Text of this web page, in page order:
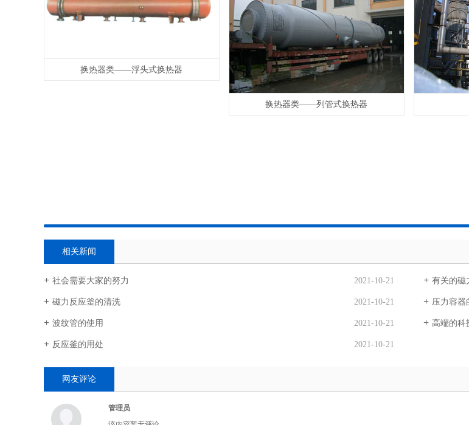
换热器类——浮头式换热器
换热器类——列管式换热器
相关新闻
社会需要大家的努力 2021-10-21 有关的磁
磁力反应釜的清洗 2021-10-21 压力容器
波纹管的使用 2021-10-21 高端的科
反应釜的用处 2021-10-21
网友评论
管理员